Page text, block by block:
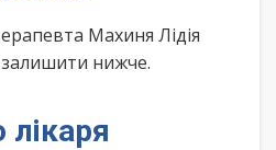
Махиня Лідія
нижче.
лікаря